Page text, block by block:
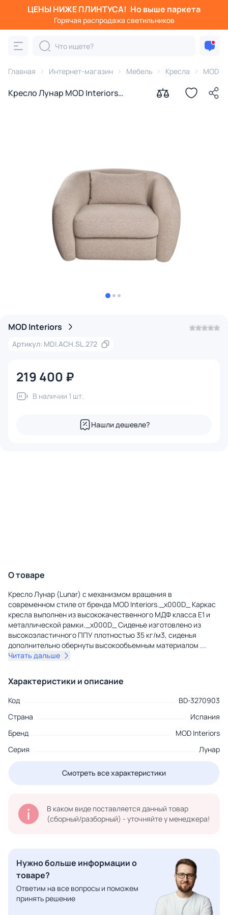
ЦЕНЫ НИЖЕ ПЛИНТУСА! Но выше паркета
Горячая распродажа светильников
Главная Интернет-магазин Мебель Кресла MOD
Кресло Лунар MOD Interiors
MOD Interiors
Артикул: MDI.ACH.SL.272
219 400 ₽
В наличии 1 шт.
Нашли дешевле?
О товаре
Кресло Лунар (Lunar) с механизмом вращения в
современном стиле от бренда MOD Interiors._x000D_ Каркас
кресла выполнен из высококачественного МДФ класса Е1 и
металлической рамки._x000D_ Cиденье изготовлено из
высокоэластичного ППУ плотностью 35 кг/м3, сиденья
дополнительно обернуты высокообъемным материалом ...
Читать дальше
Характеристики и описание
Код
BD-3270903
Страна
Испания
Бренд
MOD Interiors
Серия
Лунар
Смотреть все характеристики
В каком виде поставляется данный товар
(сборный/разборный) - уточняйте у менеджера!
Нужно больше информации о
товаре?
Ответим на все вопросы и поможем
принять решение